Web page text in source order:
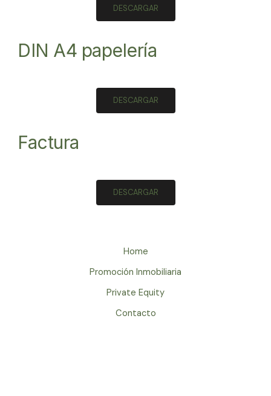
DESCARGAR
DESCARGAR
DIN A4 papelería
DESCARGAR
Factura
Home
Promoción Inmobiliaria
Private Equity
Contacto